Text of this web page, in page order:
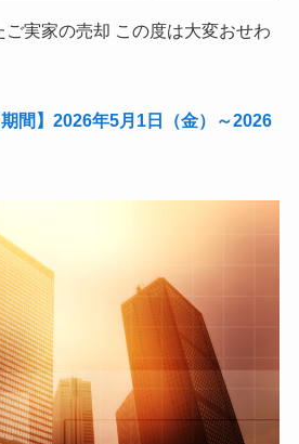
実家の売却 この度は大変おせわ
間】2026年5月1日（金）～2026